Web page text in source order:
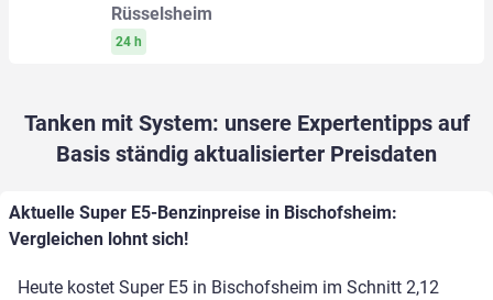
Rüsselsheim
24 h
Tanken mit System: unsere Expertentipps auf
Basis ständig aktualisierter Preisdaten
Aktuelle Super E5-Benzinpreise in Bischofsheim:
Vergleichen lohnt sich!
Heute kostet Super E5 in Bischofsheim im Schnitt 2,12